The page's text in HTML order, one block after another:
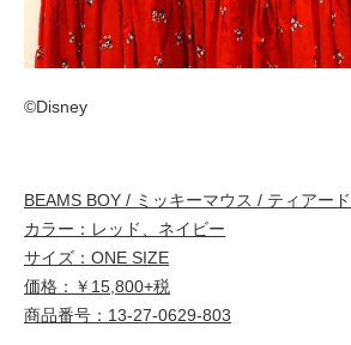
©︎Disney
BEAMS BOY / ミッキーマウス / ティアー
カラー：レッド、ネイビー
サイズ：ONE SIZE
価格：￥15,800+税
商品番号：13-27-0629-803